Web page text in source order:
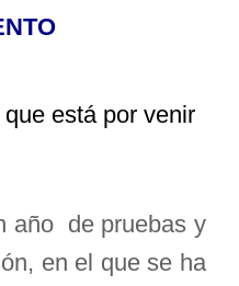
está por venir
año de pruebas y
en el que se ha